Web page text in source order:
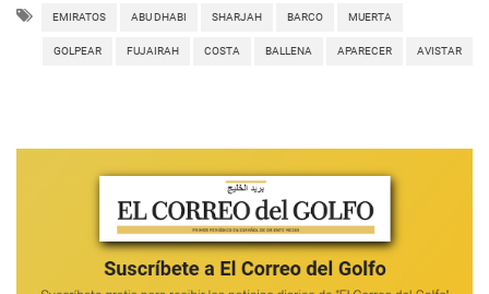
EMIRATOS ABU DHABI SHARJAH BARCO MUERTA
GOLPEAR FUJAIRAH COSTA BALLENA APARECER AVISTAR